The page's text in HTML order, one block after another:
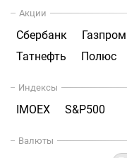
Акции
Сбербанк Газпром
Татнефть
Полюс
Индексы
IMOEX S&P500
Валюты